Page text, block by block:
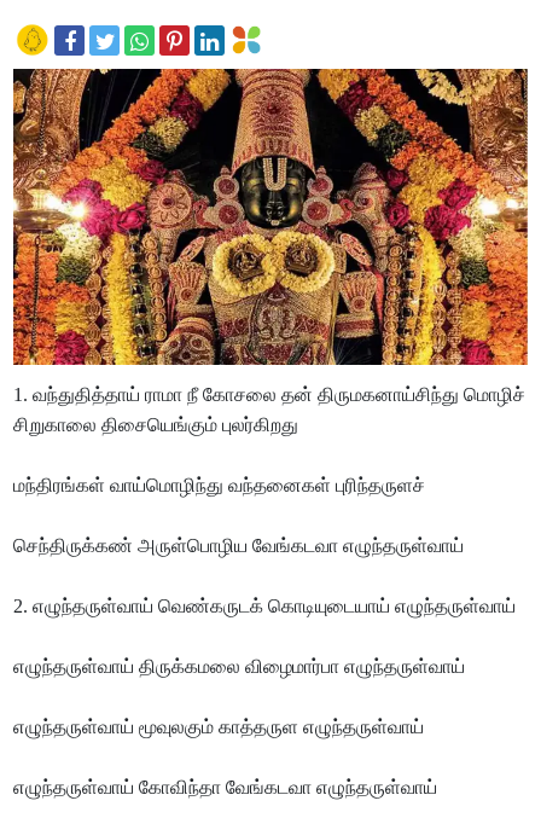
1. வந்துதித்தாய் ராமா நீ கோசலை தன் திருமகனாய்சிந்து மொழிச்
சிறுகாலை திசையெங்கும் புலர்கிறது
மந்திரங்கள் வாய்மொழிந்து வந்தனைகள் புரிந்தருளச்
செந்திருக்கண் அருள்பொழிய வேங்கடவா எழுந்தருள்வாய்
2. எழுந்தருள்வாய் வெண்கருடக் கொடியுடையாய் எழுந்தருள்வாய்
எழுந்தருள்வாய் திருக்கமலை விழைமார்பா எழுந்தருள்வாய்
எழுந்தருள்வாய் மூவுலகும் காத்தருள எழுந்தருள்வாய்
எழுந்தருள்வாய் கோவிந்தா வேங்கடவா எழுந்தருள்வாய்